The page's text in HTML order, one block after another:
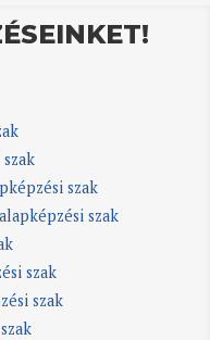
szak
szak
szak
szak